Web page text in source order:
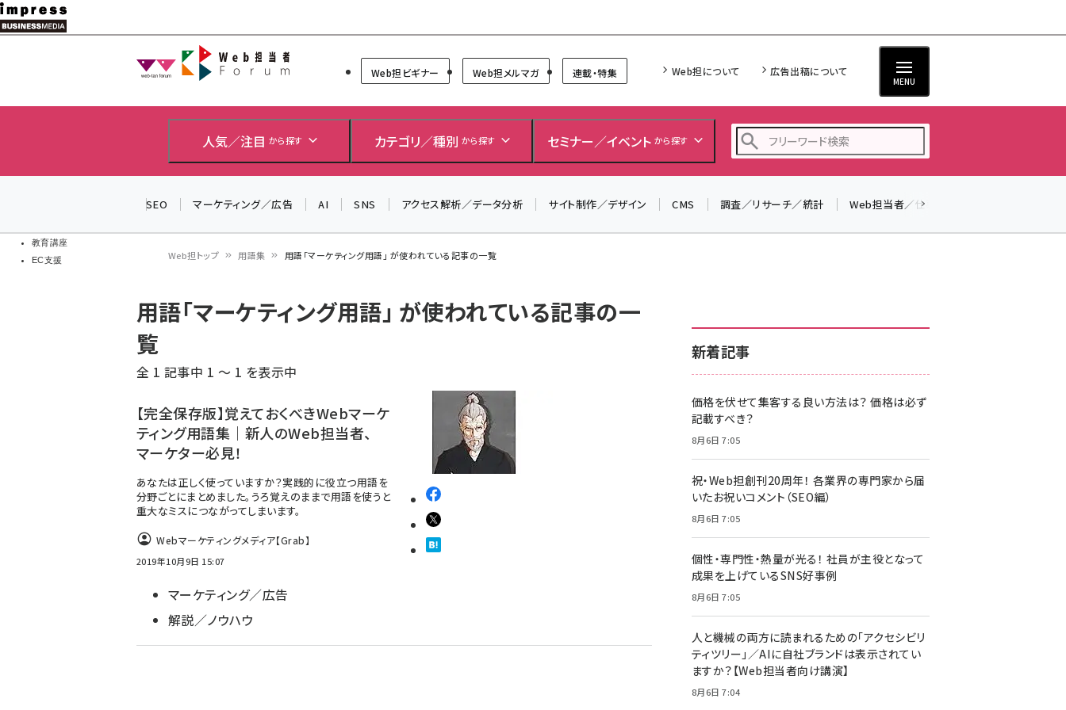
メ
イ
教育講座
EC支援
Web担当者Forum
Web担ビギナー Web担メルマガ 連載・特集 Web担について 広告出稿について
MENU
人気／注目 から探す カテゴリ／種別 から探す セミナー／イベント から探す
z世代 (1622)
meo (1275)
SEO マーケティング／広告 AI SNS アクセス解析／データ分析 サイト制作／デザイン CMS 調査／リサーチ／統計 Web担当者／仕事
ン
く
ず
Web担トップ 用語集 用語「マーケティング用語」 が使われている記事の一覧
用語「マーケティング用語」 が使われている記事の一
覧
全 1 記事中 1 ～ 1 を表示中
【完全保存版】覚えておくべきWebマーケ
ティング用語集｜新人のWeb担当者、
マーケター必見！
あなたは正しく使っていますか？実践的に役立つ用語を
分野ごとにまとめました。うろ覚えのままで用語を使うと
重大なミスにつながってしまいます。
Webマーケティングメディア【Grab】
2019年10月9日 15:07
マーケティング／広告
解説／ノウハウ
新着記事
価格を伏せて集客する良い方法は？ 価格は必ず
記載すべき？
8月6日 7:05
祝・Web担創刊20周年！ 各業界の専門家から届
いたお祝いコメント（SEO編）
8月6日 7:05
個性・専門性・熱量が光る！ 社員が主役となって
成果を上げているSNS好事例
8月6日 7:05
人と機械の両方に読まれるための「アクセシビリ
ティツリー」／AIに自社ブランドは表示されてい
ますか？【Web担当者向け講演】
8月6日 7:04